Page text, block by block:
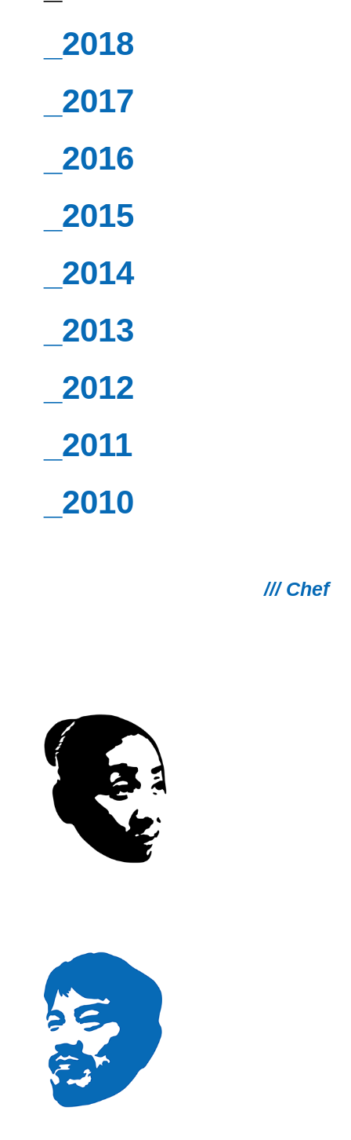
_2018
_2017
_2016
_2015
_2014
_2013
_2012
_2011
_2010
/// Chef